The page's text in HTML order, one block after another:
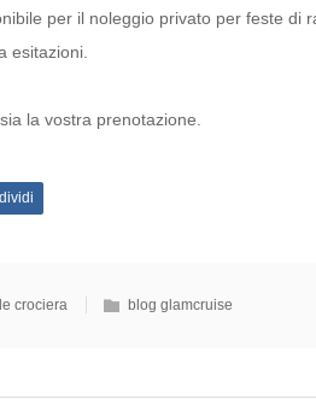
per il noleggio privato per feste di
esitazioni.
la vostra prenotazione.
crociera blog glamcruise